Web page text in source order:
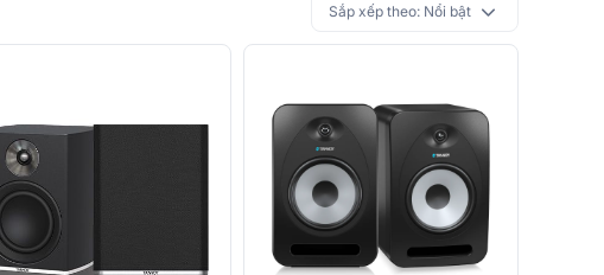
Sắp xếp theo: Nổi bật